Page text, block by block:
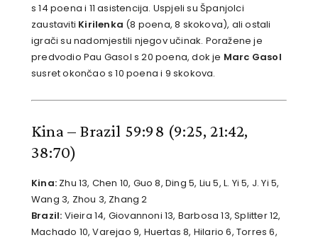
s 14 poena i 11 asistencija. Uspjeli su Španjolci
zaustaviti Kirilenka (8 poena, 8 skokova), ali ostali
igrači su nadomjestili njegov učinak. Poražene je
predvodio Pau Gasol s 20 poena, dok je Marc Gasol
susret okončao s 10 poena i 9 skokova.
Kina – Brazil 59:98 (9:25, 21:42,
38:70)
Kina: Zhu 13, Chen 10, Guo 8, Ding 5, Liu 5, L. Yi 5, J. Yi 5,
Wang 3, Zhou 3, Zhang 2
Brazil: Vieira 14, Giovannoni 13, Barbosa 13, Splitter 12,
Machado 10, Varejao 9, Huertas 8, Hilario 6, Torres 6,